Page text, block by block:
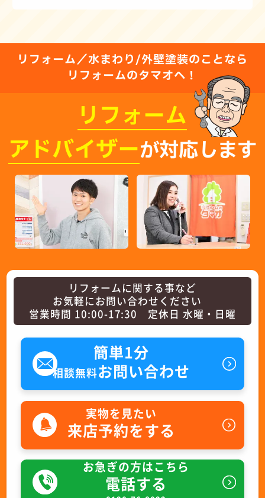
リフォーム／水まわり/外壁塗装のことなら
リフォームのタマオへ！
リフォーム
アドバイザーが対応します
リフォームに関する事など
お気軽にお問い合わせください
営業時間 10:00-17:30 定休日 水曜・日曜
簡単1分
相談無料お問い合わせ
実物を見たい
来店予約をする
お急ぎの方はこちら
電話する